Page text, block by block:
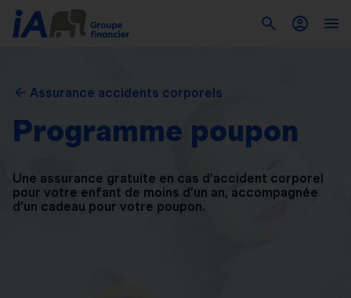
Assurance accidents corporels
Programme poupon
Une assurance gratuite en cas d’accident corporel
pour votre enfant de moins d’un an, accompagnée
d’un cadeau pour votre poupon.